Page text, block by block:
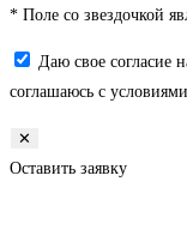
* Поле со звездочкой
Даю свое согласие
соглашаюсь с условиями
✕
Оставить заявку